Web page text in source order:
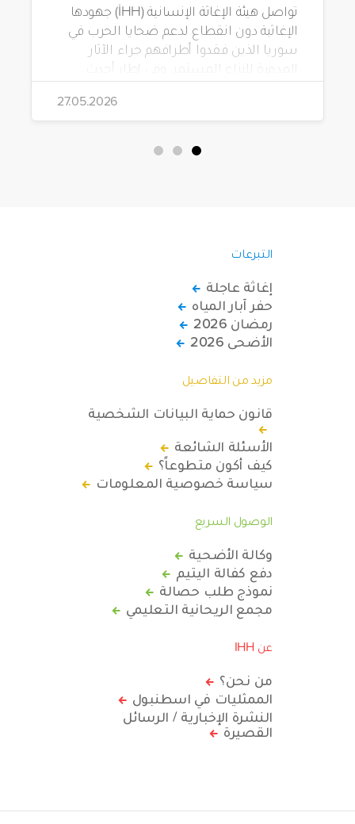
تواصل هيئة الإغاثة الإنسانية (İHH) جهودها
الإغاثية دون انقطاع لدعم ضحايا الحرب في
سوريا الذين فقدوا أطرافهم جراء الآثار
المدمرة للنزاع المستمر. وفي إطار أحدث
مشاريعها، قامت الهيئة بتوزيع 228 كرسياً
متحركاً كهربائياً على أشخاص من ذوي
الاحتياجات الخاصة يعيشون في ظروف
قاسية بمناطق دمشق، وحلب، وحماة،
27.05.2026
التبرعات
إغاثة عاجلة
حفر آبار المياه
رمضان 2026
الأضحى 2026
مزيد من التفاصيل
قانون حماية البيانات الشخصية
الأسئلة الشائعة
كيف أكون متطوعاً؟
سياسة خصوصية المعلومات
الوصول السريع
وكالة الأضحية
دفع كفالة اليتيم
نموذج طلب حصالة
مجمع الريحانية التعليمي
عن IHH
من نحن؟
الممثليات في اسطنبول
النشرة الإخبارية / الرسائل
القصيرة